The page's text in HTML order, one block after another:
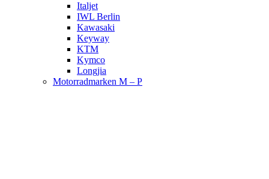
Italjet
IWL Berlin
Kawasaki
Keyway
KTM
Kymco
Longjia
Motorradmarken M – P